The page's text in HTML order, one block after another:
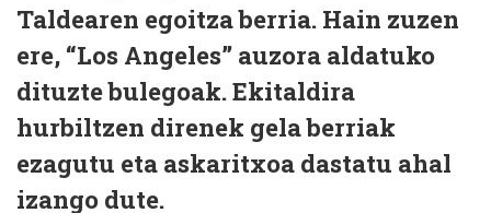
Taldearen egoitza berria. Hain zuzen
ere, “Los Angeles” auzora aldatuko
dituzte bulegoak. Ekitaldira
hurbiltzen direnek gela berriak
ezagutu eta askaritxoa dastatu ahal
izango dute.